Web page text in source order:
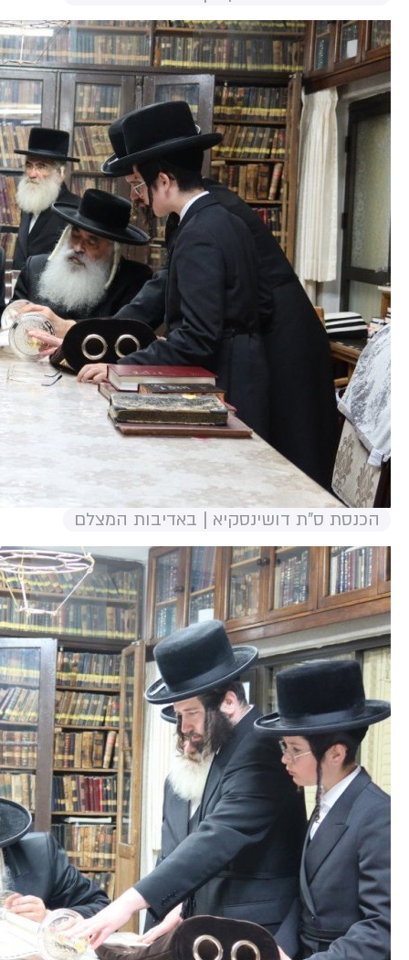
הכנסת ס"ת דושינסקיא | באדיבות המצלם